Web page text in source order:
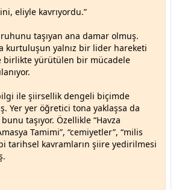
eliyle kavrıyordu.”
ruhunu taşıyan ana damar olmuş.
kurtuluşun yalnız bir lider hareketi
birlikte yürütülen bir mücadele
ile şiirsellik dengeli biçimde
Yer yer öğretici tona yaklaşsa da
bunu taşıyor. Özellikle “Havza
Tamimi”, “cemiyetler”, “milis
tarihsel kavramların şiire yedirilmesi